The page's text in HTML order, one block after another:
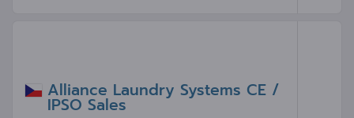
Alliance Laundry Systems CE /
IPSO Sales